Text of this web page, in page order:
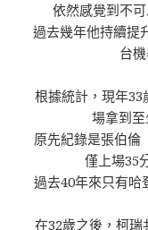
依然感覺到不
過去幾年他持續提
台
根據統計，現年
場拿到至
原先紀錄是張伯
僅上場35
過去40年來只有
在32歲之後，柯瑞